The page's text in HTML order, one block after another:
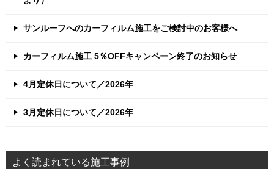
サンルーフへのカーフィルム施工をご検討中のお客様へ
カーフィルム施工 5％OFFキャンペーン終了のお知らせ
4月定休日について／2026年
3月定休日について／2026年
よく読まれている施工事例